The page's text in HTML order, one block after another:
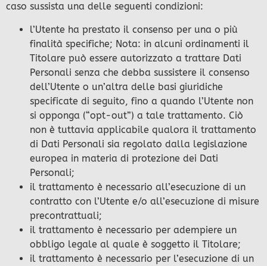
caso sussista una delle seguenti condizioni:
l’Utente ha prestato il consenso per una o più
finalità specifiche; Nota: in alcuni ordinamenti il
Titolare può essere autorizzato a trattare Dati
Personali senza che debba sussistere il consenso
dell’Utente o un’altra delle basi giuridiche
specificate di seguito, fino a quando l’Utente non
si opponga (“opt-out”) a tale trattamento. Ciò
non è tuttavia applicabile qualora il trattamento
di Dati Personali sia regolato dalla legislazione
europea in materia di protezione dei Dati
Personali;
il trattamento è necessario all’esecuzione di un
contratto con l’Utente e/o all’esecuzione di misure
precontrattuali;
il trattamento è necessario per adempiere un
obbligo legale al quale è soggetto il Titolare;
il trattamento è necessario per l’esecuzione di un